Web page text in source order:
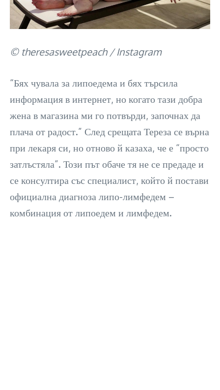
© theresasweetpeach / Instagram
“Бях чувала за липоедема и бях търсила
информация в интернет, но когато тази добра
жена в магазина ми го потвърди, започнах да
плача от радост.” След срещата Тереза се върна
при лекаря си, но отново й казаха, че е “просто
затлъстяла”. Този път обаче тя не се предаде и
се консултира със специалист, който й постави
официална диагноза липо-лимфедем –
комбинация от липоедем и лимфедем.